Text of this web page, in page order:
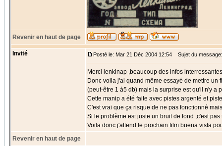
Revenir en haut de page
Invité Posté le: Mar 21 Déc 2004 12:54 Sujet du message:
Merci lenkinap ,beaucoup des infos
Donc voila j'ai quand même essayé de mettre
(peut-être 1 à5 db) mais la surprise est qu'il n'y a
Cette manip a été faite avec pistes argenté et
C'est vrai que ça risque de ne pas fonctionné
Si le problème est juste un bruit de fond ,c'est
Voila donc j'attend le prochain film buena vista
Revenir en haut de page